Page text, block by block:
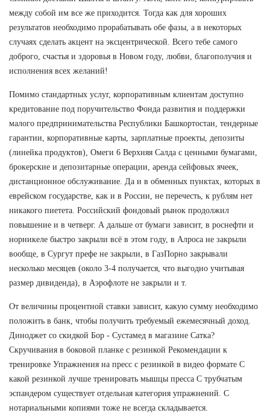
между собой им все же приходится. Тогда как для хороших
результатов необходимо прорабатывать обе фазы, а в некоторых
случаях сделать акцент на эксцентрической. Всего тебе самого
доброго, счастья и здоровья в Новом году, любви, благополучия и
исполнения всех желаний!
Помимо стандартных услуг, корпоративным клиентам доступно
кредитование под поручительство Фонда развития и поддержки
малого предпринимательства Республики Башкортостан, тендерные
гарантии, корпоративные карты, зарплатные проекты, депозиты
(линейка продуктов), Омеги 6 Верхняя Салда с ценными бумагами,
брокерские и депозитарные операции, аренда сейфовых ячеек,
дистанционное обслуживание. Да и в обменных пунктах, которых в
еврейском государстве, как и в России, не перечесть, к рублям нет
никакого пиетета. Российский фондовый рынок продолжил
повышение и в четверг. А дальше от бумаги зависит, в роснефти и
норникеле быстро закрыли всё в этом году, в Алроса не закрыли
вообще, в Сургут префе не закрыли, в ГазПорно закрывали
несколько месяцев (около 3-4 получается, что выгодно учитывая
размер дивиденда), в Аэрофлоте не закрыли и т.
От величины процентной ставки зависит, какую сумму необходимо
положить в банк, чтобы получить требуемый ежемесячный доход.
Диноджет со скидкой Бор - Сустамед в магазине Сатка?
Скручивания в боковой планке с резинкой Рекомендации к
тренировке Упражнения на пресс с резинкой в видео формате С
какой резинкой лучше тренировать мышцы пресса С трубчатым
эспандером существует отдельная категория упражнений. С
нотариальными копиями тоже не всегда складывается.